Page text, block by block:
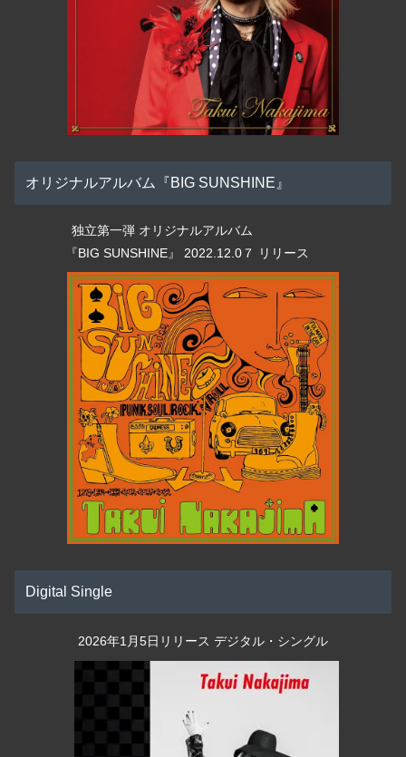
オリジナルアルバム『BIG SUNSHINE』
独立第一弾 オリジナルアルバム
『BIG SUNSHINE』 2022.12.0７ リリース
Digital Single
2026年1月5日リリース デジタル・シングル